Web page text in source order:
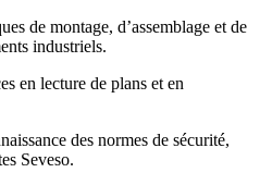
de montage, d’assemblage et de
industriels.
en lecture de plans et en
des normes de sécurité,
Seveso.